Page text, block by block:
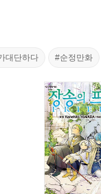
대단하다 #순정만화